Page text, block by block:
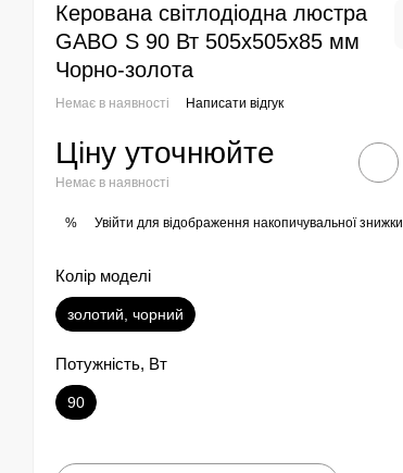
Керована світлодіодна люстра
GABO S 90 Вт 505x505x85 мм
Чорно-золота
Немає в наявності Написати відгук
Ціну уточнюйте
Немає в наявності
% Увійти для відображення накопичувальної знижки
Колір моделі
золотий, чорний
Потужність, Вт
90